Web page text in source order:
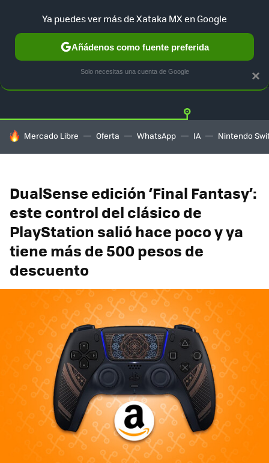
GUÍA DE COMPRAS MERCADO LIBRE
HOY SE HABLA DE
Mercado Libre Oferta WhatsApp IA Nintendo
DualSense edición ‘Final Fantasy’:
este control del clásico de
PlayStation salió hace poco y ya
tiene más de 500 pesos de
descuento
×
Ya puedes ver más de Xataka MX en Google
Añádenos como fuente preferida
Solo necesitas una cuenta de Google